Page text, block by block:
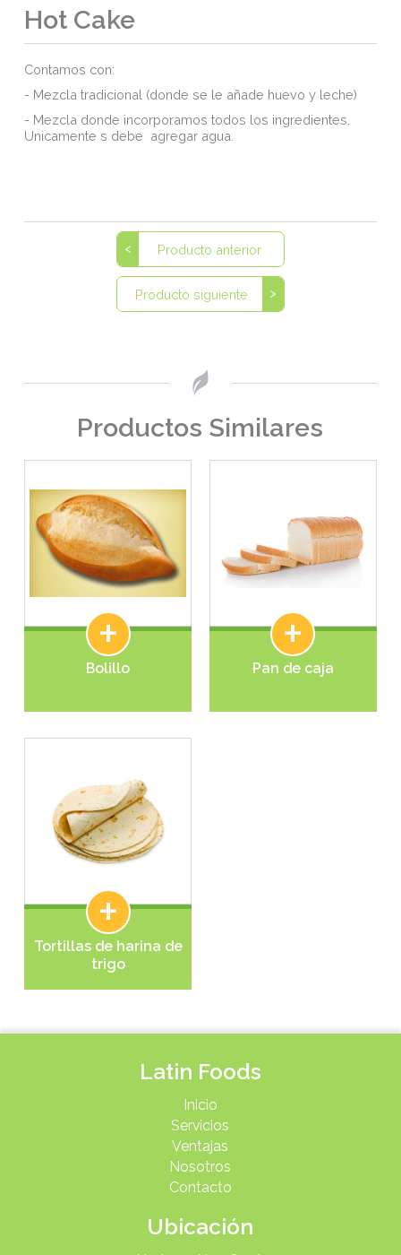
Hot Cake
Contamos con:
- Mezcla tradicional (donde se le añade huevo y leche)
- Mezcla donde incorporamos todos los ingredientes.
Unicamente s debe agregar agua.
Producto anterior
Producto siguiente
Productos Similares
+
Bolillo
+
Pan de caja
+
Tortillas de harina de
trigo
Latin Foods
Inicio
Servicios
Ventajas
Nosotros
Contacto
Ubicación